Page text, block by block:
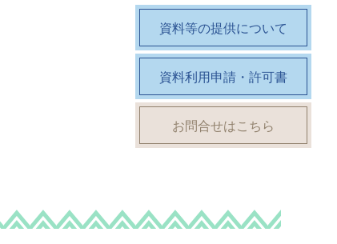
資料等の提供について
資料利用申請・許可書
お問合せはこちら